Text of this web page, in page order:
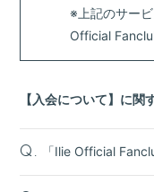
※上記のサー
Official
【入会について】に関
Q. 「Ilie Official